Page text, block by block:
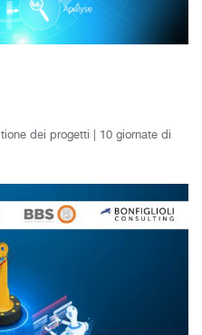
dei progetti | 10 giornate di